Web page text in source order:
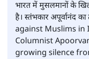
भारत में मुसलमानों के
है। स्तंभकार अपूर्वानंद
against Muslims in
Columnist
growing silence